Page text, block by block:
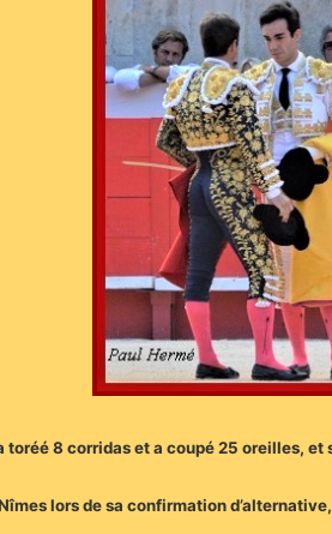
toréé 8 corridas et a coupé 25 oreilles,
lors de sa confirmation